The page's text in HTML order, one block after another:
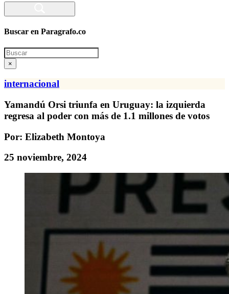
Buscar en Paragrafo.co
Search
×
internacional
Yamandú Orsi triunfa en Uruguay: la izquierda
regresa al poder con más de 1.1 millones de votos
Por: Elizabeth Montoya
25 noviembre, 2024